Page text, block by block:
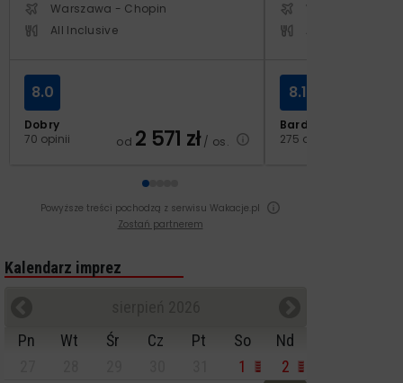
Warszawa - Chopin
All Inclusive
Dobry
70 opinii
8.0
od 2 571 zł/ os.
Warszawa -
Bardzo dobry
275 opinii
8.1
Powyższe treści pochodzą z serwisu Wakacje.pl
Zostań partnerem
Kalendarz imprez
Pn
Wt Śr Cz Pt So
Nd
1
2